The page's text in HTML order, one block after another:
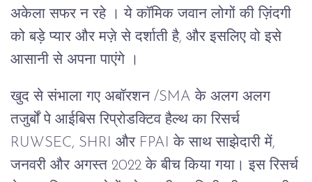
अकेला सफर न रहे । ये कॉमिक जवान लोगों की ज़िंदगी
को बड़े प्यार और मज़े से दर्शाती है, और इसलिए वो इसे
आसानी से अपना पाएंगे ।
खुद से संभाला गए अबॉरशन /SMA के अलग अलग
तजुर्बों पे आईबिस रिप्रोडक्टिव हैल्थ का रिसर्च
RUWSEC, SHRI और FPAI के साथ साझेदारी में,
जनवरी और अगस्त 2022 के बीच किया गया। इस रिसर्च